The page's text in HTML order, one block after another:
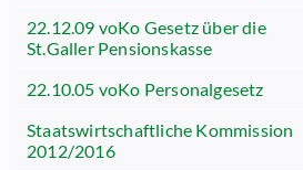
22.12.09 voKo Gesetz über die
St.Galler Pensionskasse
22.10.05 voKo Personalgesetz
Staatswirtschaftliche Kommission
2012/2016